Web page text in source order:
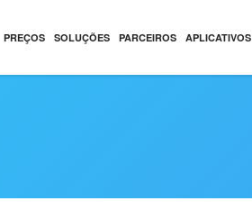
PREÇOS SOLUÇÕES PARCEIROS APLICATIVOS